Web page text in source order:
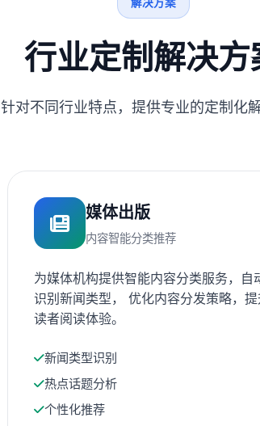
行业定制解决方
针对不同行业特点，提供专业的定制化
媒体出版
内容智能分类推荐
为媒体机构提供智能内容分类服务，自
识别新闻类型， 优化内容分发策略，
读者阅读体验。
新闻类型识别
热点话题分析
个性化推荐